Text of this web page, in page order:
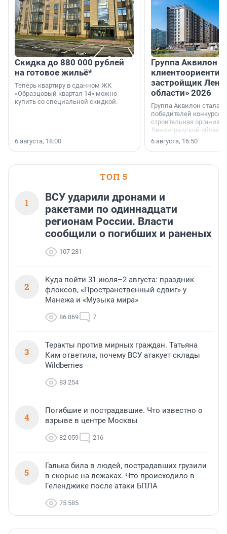
Скидка до 880 000 рублей
на готовое жильё*
Теперь квартиру в сданном ЖК
«Образцовый квартал 14» можно
купить со специальной скидкой.
6 августа, 18:00
Группа Аквилон
застройщик
области» 2026
Группа Аквилон стала
победителей конкурса
строительная
Ленинградской области
номинации «Самый
застройщик
6 августа, 16:50
ТОП 5
1
ВСУ ударили дронами и
ракетами по одиннадцати
регионам России. Власти
сообщили о погибших и раненых
107 281
2
Куда пойти 31 июля–2 августа: праздник
флоксов, «Пространственный сдвиг» у
Манежа и «Музыка мира»
86 869 7
3
Теракты против мирных граждан. Татьяна
Ким ответила, почему ВСУ атакует склады
Wildberries
83 254
4
Погибшие и пострадавшие. Что известно о
взрыве в центре Москвы
82 059 216
5
Галька била в людей, пострадавших грузили
в скорые на лежаках. Что происходило в
Геленджике после атаки БПЛА
75 585